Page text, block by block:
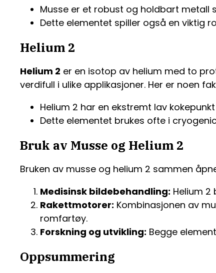
Musse er et robust og holdbart metall
Dette elementet spiller også en viktig
Helium 2
Helium 2 er en isotop av helium med to
verdifull i ulike applikasjoner. Her er noen
Helium 2 har en ekstremt lav
Dette elementet brukes ofte i
Bruk av Musse og Helium 2
Bruken av musse og helium 2 sammen
Medisinsk bildebehandling: Helium 2
Rakettmotorer: Kombinasjonen av
romfartøy.
Forskning og utvikling: Begge
Oppsummering